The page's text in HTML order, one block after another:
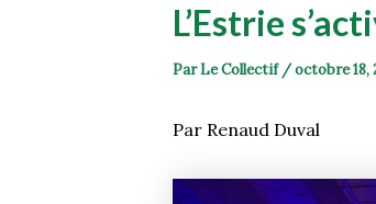
L’Estrie
ParLe Collectif /octobre 18,
Par Renaud Duval